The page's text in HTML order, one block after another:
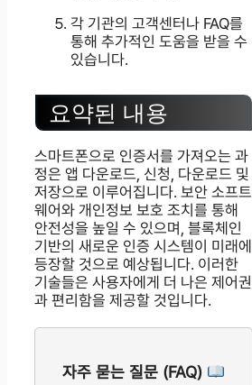
각 기관의 고객센터나 FAQ를
통해 추가적인 도움을 받을 수
있습니다.
요약된 내용
스마트폰으로 인증서를 가져오는 과
정은 앱 다운로드, 신청, 다운로드 및
저장으로 이루어집니다. 보안 소프트
웨어와 개인정보 보호 조치를 통해
안전성을 높일 수 있으며, 블록체인
기반의 새로운 인증 시스템이 미래에
등장할 것으로 예상됩니다. 이러한
기술들은 사용자에게 더 나은 제어권
과 편리함을 제공할 것입니다.
자주 묻는 질문 (FAQ)